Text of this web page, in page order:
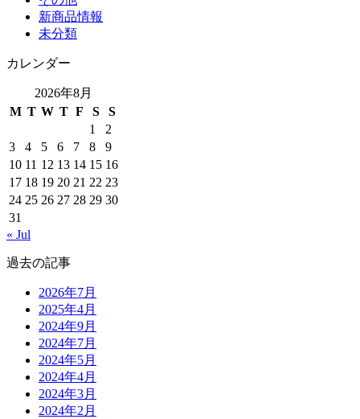
新商品情報
未分類
カレンダー
2026年8月
M T W T F S
S
1
2
3
4 5 6 7 8
9
10 11 12 13 14 15 16
17 18 19 20 21 22 23
24 25 26 27 28 29 30
31
« Jul
過去の記事
2026年7月
2025年4月
2024年9月
2024年7月
2024年5月
2024年4月
2024年3月
2024年2月